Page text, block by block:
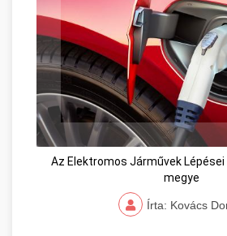
Az Elektromos Járművek Lépései
megye
Írta: Kovács